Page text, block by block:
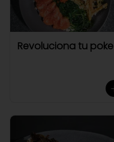
Revoluciona tu poke